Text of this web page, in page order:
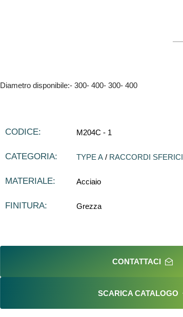
Diametro disponibile:- 300- 400- 300- 400
CODICE: M204C - 1
CATEGORIA: TYPE A/ RACCORDI SFERICI
MATERIALE: Acciaio
FINITURA: Grezza
CONTATTACI
SCARICA CATALOGO